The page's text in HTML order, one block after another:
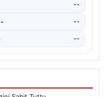
--
--
--